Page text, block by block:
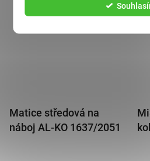
Matice středová na
náboj AL-KO 1637/2051